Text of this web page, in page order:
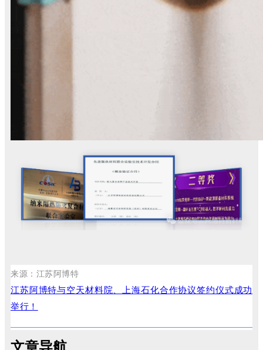
来源：江苏阿博特
江苏阿博特与空天材料院、上海石化合作协议签约仪式成功
举行！